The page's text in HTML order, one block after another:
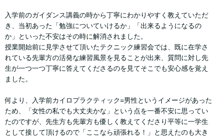
入学前のガイダンス講義の時から丁寧にわかりやすく教えていただ
き、当初あった「勉強についていけるか」「出来るようになるの
か」といった不安はその時に解消されました。
授業開始前に見学させて頂いたテクニック練習会では、既に在学さ
れている先輩方の活発な練習風景を見ることが出来、質問に対し先
生が一つ一つ丁寧に答えてくださるのを見てそこでも安心感を覚え
ました。
何より、入学前カイロプラクティック=男性というイメージがあった
ため、「女性の私でも大丈夫かな」という点を一番不安に思ってい
たのですが、先生方も先輩方も優しく教えてくださり平等に一学生
として接して頂けるので「ここなら頑張れる！」と思えたのも大き